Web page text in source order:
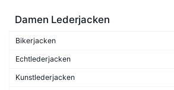
Damen Lederjacken
Bikerjacken
Echtlederjacken
Kunstlederjacken